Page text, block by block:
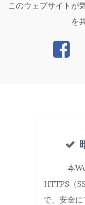
このウェブサイトが
を
本
HTTPS（
で、安全